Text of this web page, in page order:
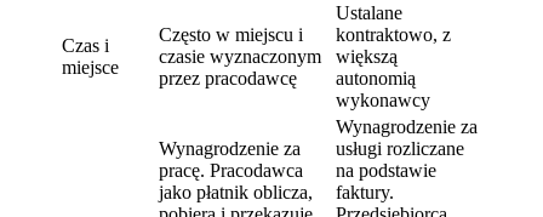
Czas i
miejsce
Często w miejscu i
czasie wyznaczonym
przez pracodawcę
Ustalane
kontraktowo, z
większą
autonomią
wykonawcy
Wynagrodzenie za
pracę. Pracodawca
jako płatnik oblicza,
Wynagrodzenie za
usługi rozliczane
na podstawie
faktury.